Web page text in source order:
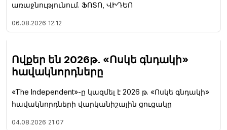
առաջնությունում. ՖՈՏՈ, ՎԻԴԵՈ
06.08.2026 12:12
Ովքեր են 2026թ. «Ոսկե գնդակի»
հավակնորդները
«The Independent»-ը կազմել է 2026 թ. «Ոսկե գնդակի»
հավակնորդների վարկանիշային ցուցակը
04.08.2026 21:07